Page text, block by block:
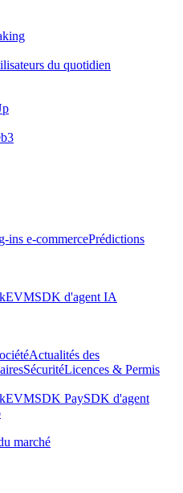
du quotidien
ins e-commercePrédictions
SDK d'agent IA
Actualités des
SécuritéLicences & Permis
SDK PaySDK d'agent
marché